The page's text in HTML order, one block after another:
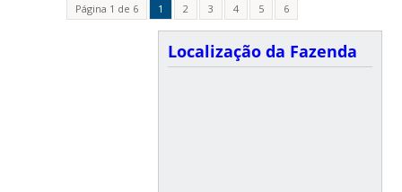
Página 1 de 6 1 2 3 4 5 6
Localização da Fazenda